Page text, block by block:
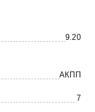
9.20
АКПП
7